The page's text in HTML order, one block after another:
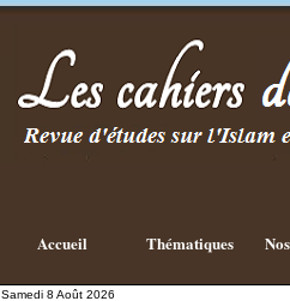
Accueil Thématiques
Samedi 8 Août 2026